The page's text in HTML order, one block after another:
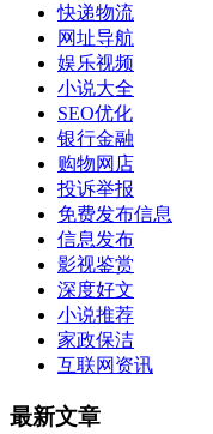
快递物流
网址导航
娱乐视频
小说大全
SEO优化
银行金融
购物网店
投诉举报
免费发布信息
信息发布
影视鉴赏
深度好文
小说推荐
家政保洁
互联网资讯
最新文章